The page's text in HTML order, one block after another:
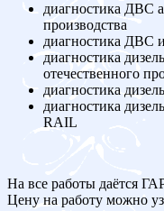
диагностика ДВС
производства
диагностика ДВС
диагностика
отечественного
диагностика
диагностика
RAIL
На все работы даётся
Цену на работу можно